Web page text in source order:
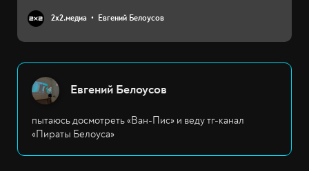
2х2.медиа Евгений Белоусов
Евгений Белоусов
пытаюсь досмотреть «Ван-Пис» и веду тг-канал
«Пираты Белоуса»